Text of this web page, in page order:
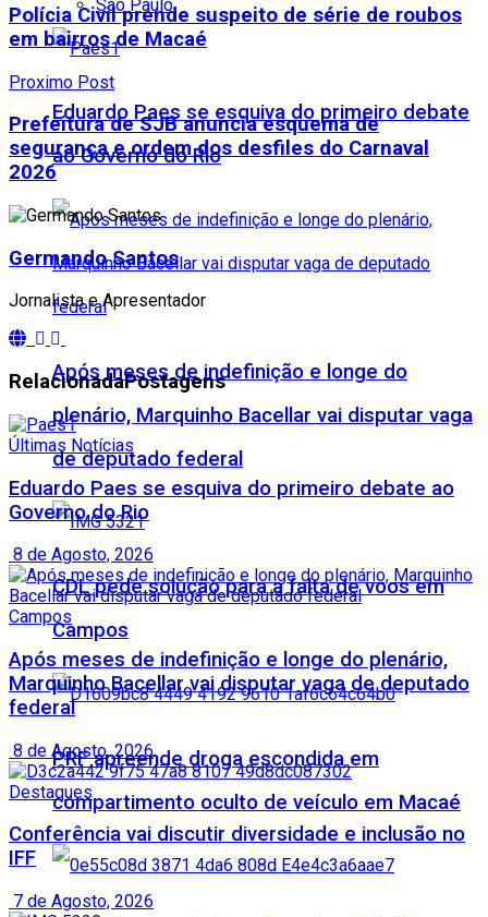
São Paulo
Eduardo Paes se esquiva do primeiro debate
ao Governo do Rio
Após meses de indefinição e longe do
plenário, Marquinho Bacellar vai disputar vaga
de deputado federal
CDL pede solução para a falta de voos em
Campos
PRF apreende droga escondida em
compartimento oculto de veículo em Macaé
Polícia Civil prende suspeito de série de roubos
em bairros de Macaé
Proximo Post
Prefeitura de SJB anuncia esquema de
segurança e ordem dos desfiles do Carnaval
2026
Germando Santos
Jornalista e Apresentador
RelacionadaPostagens
Últimas Notícias
Eduardo Paes se esquiva do primeiro debate ao
Governo do Rio
8 de Agosto, 2026
Campos
Após meses de indefinição e longe do plenário,
Marquinho Bacellar vai disputar vaga de deputado
federal
8 de Agosto, 2026
Destaques
Conferência vai discutir diversidade e inclusão no
IFF
7 de Agosto, 2026